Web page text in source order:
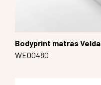
Bodyprint matras Velda
WE00480